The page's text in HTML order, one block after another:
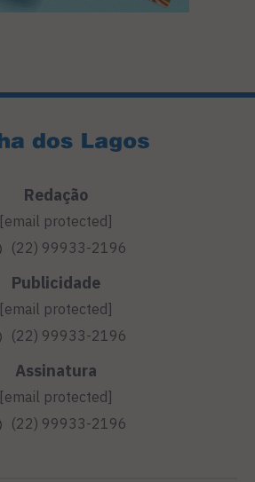
Redação
[email protected]
(22) 99933-2196
Publicidade
[email protected]
(22) 99933-2196
Assinatura
[email protected]
(22) 99933-2196